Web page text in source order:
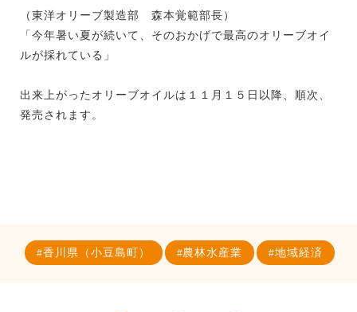
（東洋オリーブ製造部 森本覚範部長）
「今年暑い夏が続いて、そのおかげで最高のオリーブオイ
ルが採れている」
出来上がったオリーブオイルは１１月１５日以降、順次、
発売されます。
香川県（小豆島町） 農林水産業 地域経済